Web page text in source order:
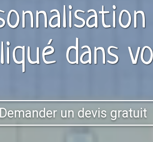
dans
Demander un devis gratuit